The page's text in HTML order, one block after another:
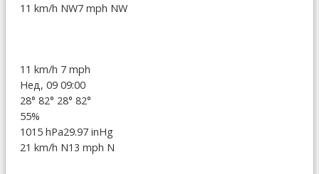
11 km/h NW7 mph NW
11 km/h 7 mph
Нед, 09 09:00
28° 82° 28° 82°
55%
1015 hPa29.97 inHg
21 km/h N13 mph N